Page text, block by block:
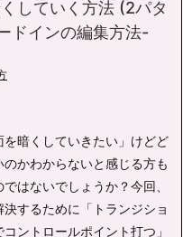
していく方法 (2パタ
ドインの編集方法-
を暗くしていきたい」けどど
のかわからないと感じる方も
はないでしょうか？今回、
するために「トランジショ
ントロールポイント打つ」